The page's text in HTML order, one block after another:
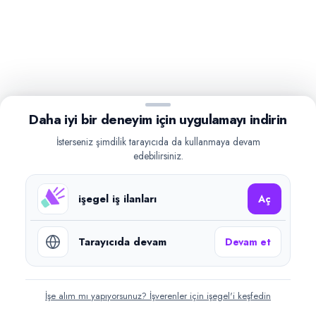
Daha iyi bir deneyim için uygulamayı indirin
İsterseniz şimdilik tarayıcıda da kullanmaya devam
edebilirsiniz.
işegel iş ilanları Aç
Tarayıcıda devam Devam et
İşe alım mı yapıyorsunuz? İşverenler için işegel'i keşfedin